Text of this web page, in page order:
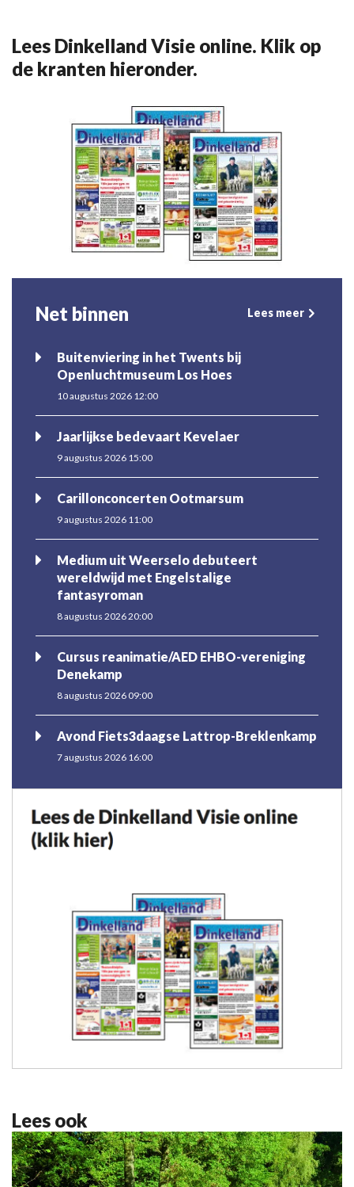
Lees Dinkelland Visie online. Klik op
de kranten hieronder.
Net binnen Lees meer
Buitenviering in het Twents bij
Openluchtmuseum Los Hoes
10 augustus 2026 12:00
Jaarlijkse bedevaart Kevelaer
9 augustus 2026 15:00
Carillonconcerten Ootmarsum
9 augustus 2026 11:00
Medium uit Weerselo debuteert
wereldwijd met Engelstalige
fantasyroman
8 augustus 2026 20:00
Cursus reanimatie/AED EHBO-vereniging
Denekamp
8 augustus 2026 09:00
Avond Fiets3daagse Lattrop-Breklenkamp
7 augustus 2026 16:00
Lees ook